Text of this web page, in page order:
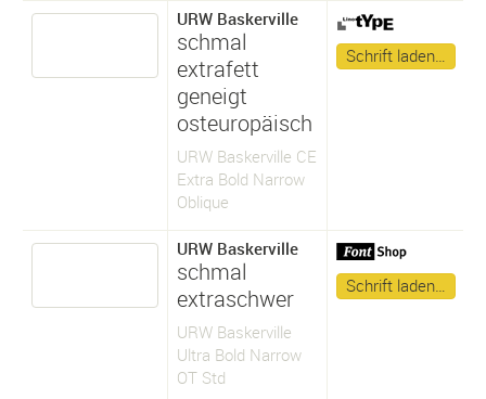
URW Baskerville
schmal
extrafett
geneigt
osteuropäisch
URW Baskerville CE
Extra Bold Narrow
Oblique
Schrift laden…
URW Baskerville
schmal
extraschwer
URW Baskerville
Ultra Bold Narrow
OT Std
Schrift laden…